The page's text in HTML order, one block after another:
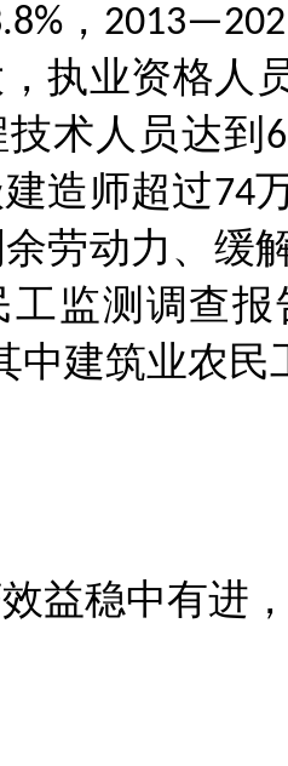
，
执业资格人
术人员达到
造师超过74
劳动力、缓
监测调查
中建筑业农
稳中有进，